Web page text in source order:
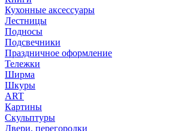
Кухонные аксессуары
Лестницы
Подносы
Подсвечники
Праздничное оформление
Тележки
Ширма
Шкуры
ART
Картины
Скульптуры
Двери, перегородки